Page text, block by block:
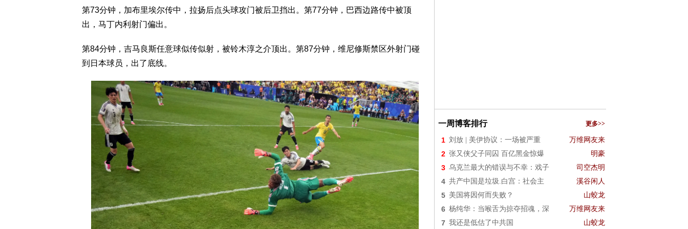
第73分钟，加布里埃尔传中，拉扬后点头球攻门被后卫挡出。第77分钟，巴西边路传中被顶
出，马丁内利射门偏出。
第84分钟，吉马良斯任意球似传似射，被铃木淳之介顶出。第87分钟，维尼修斯禁区外射门碰
到日本球员，出了底线。
一周博客排行 更多>>
1 刘放 | 美伊协议：一场被严重 万维网友来
2 张又侠父子同囚 百亿黑金惊爆 明豪
3 乌克兰最大的错误与不幸：戏子 司空杰明
4 共产中国是垃圾.白宫：社会主 溪谷闲人
5 美国将因何而失败？ 山蛟龙
6 杨纯华：当喉舌为掠夺招魂，深 万维网友来
7 我还是低估了中共国 山蛟龙